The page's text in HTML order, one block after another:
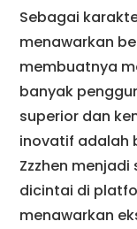
Sebagai
menawarkan
membuatnya
banyak
superior dan
inovatif adalah
Zzzhen
dicintai di
menawarkan